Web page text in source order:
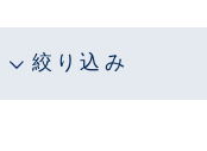
絞り込み